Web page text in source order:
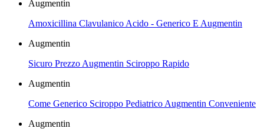
Augmentin
Amoxicillina Clavulanico Acido - Generico E Augmentin
Augmentin
Sicuro Prezzo Augmentin Sciroppo Rapido
Augmentin
Come Generico Sciroppo Pediatrico Augmentin Conveniente
Augmentin